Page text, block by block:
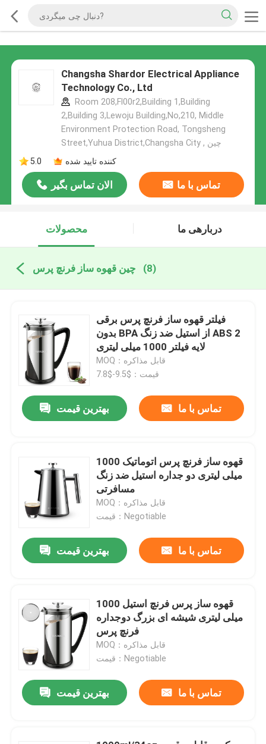
Changsha Shardor Electrical Appliance
Technology Co., Ltd
Room 208,Fl00r2,Building 1,Building
2,Building 3,Lewoju Building,No,210, Middle
Environment Protection Road, Tongsheng
Street,Yuhua District,Changsha City , چین
5.0
کننده تایید شده
الان تماس بگیر تماس با ما
محصولات دربارهی ما
چین قهوه ساز فرنچ پرس (8)
فیلتر قهوه ساز فرنچ پرس برقی
بدون BPA از استیل ضد زنگ ABS 2
لایه فیلتر 1000 میلی لیتری
MOQ：قابل مذاکره
قیمت：$9.5-$7.8
بهترین قیمت تماس با ما
قهوه ساز فرنچ پرس اتوماتیک 1000
میلی لیتری دو جداره استیل ضد زنگ
مسافرتی
MOQ：قابل مذاکره
قیمت：Negotiable
بهترین قیمت تماس با ما
قهوه ساز پرس فرنچ استیل 1000
میلی لیتری شیشه ای بزرگ دوجداره
فرنچ پرس
MOQ：قابل مذاکره
قیمت：Negotiable
بهترین قیمت تماس با ما